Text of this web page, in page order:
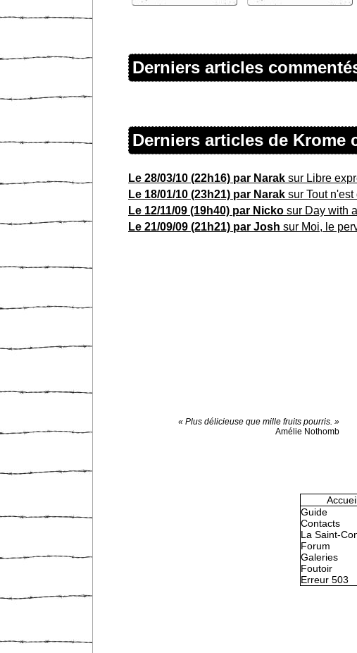
Derniers articles
Derniers articles de Krome
Le 28/03/10 (22h16) par Narak sur Libre
Le 18/01/10 (23h21) par Narak sur Tout n'est
Le 12/11/09 (19h40) par Nicko sur Day with
Le 21/09/09 (21h21) par Josh sur Moi, le
« Plus délicieuse que mille fruits pourris. »
Amélie Nothomb
Guide
Contacts
La Saint-
Forum
Galeries
Foutoir
Erreur 503